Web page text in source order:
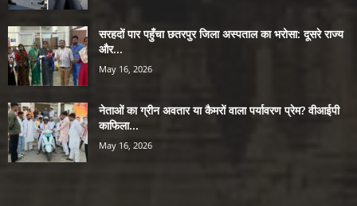
सरहदों पार पहुँचा छतरपुर जिला अस्पताल का भरोसा: दूसरे राज्य
और...
May 16, 2026
नेताओं का ग्रीन अवतार या कैमरों वाला पर्यावरण प्रेम? वीआईपी
काफिला...
May 16, 2026